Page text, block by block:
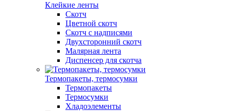
Клейкие ленты
Скотч
Цветной скотч
Скотч с надписями
Двухсторонний скотч
Малярная лента
Диспенсер для скотча
Термопакеты, термосумки
Термопакеты
Термосумки
Хладоэлементы